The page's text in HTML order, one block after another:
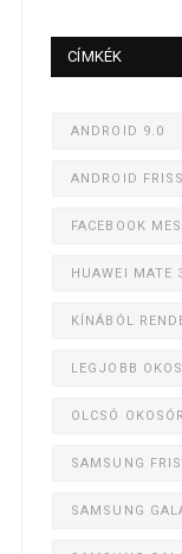
CÍMKÉK
ANDROID 9.0
ANDROID
FACEBOOK
HUAWEI MATE
KÍNÁBÓL
LEGJOBB
OLCSÓ
SAMSUNG
SAMSUNG